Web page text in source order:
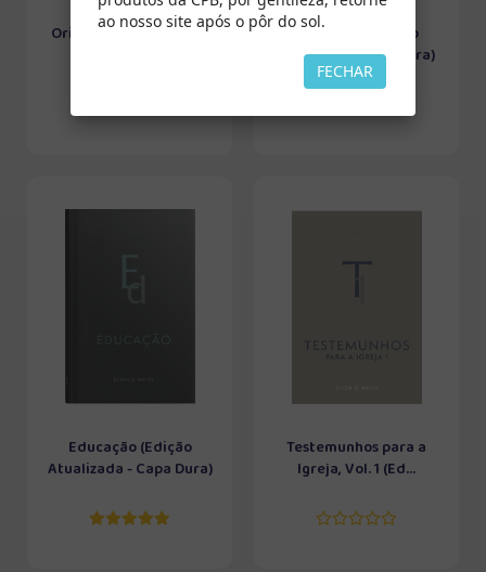
Orientação da Criança
Educação (Edição
Atualizada - Brochura)
Educação (Edição
Atualizada - Capa Dura)
Testemunhos para a
Igreja, Vol. 1 (Ed...
ao nosso site após o pôr do sol.
FECHAR